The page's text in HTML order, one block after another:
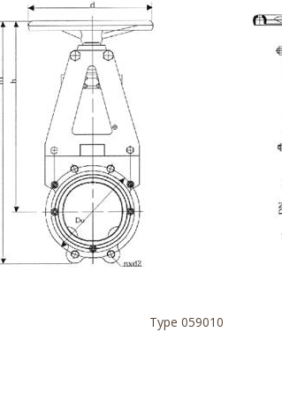
Type 059010